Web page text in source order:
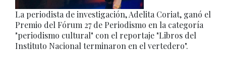
La periodista de investigación, Adelita Coriat, ganó el
Premio del Fórum 27 de Periodismo en la categoría
"periodismo cultural" con el reportaje "Libros del
Instituto Nacional terminaron en el vertedero".